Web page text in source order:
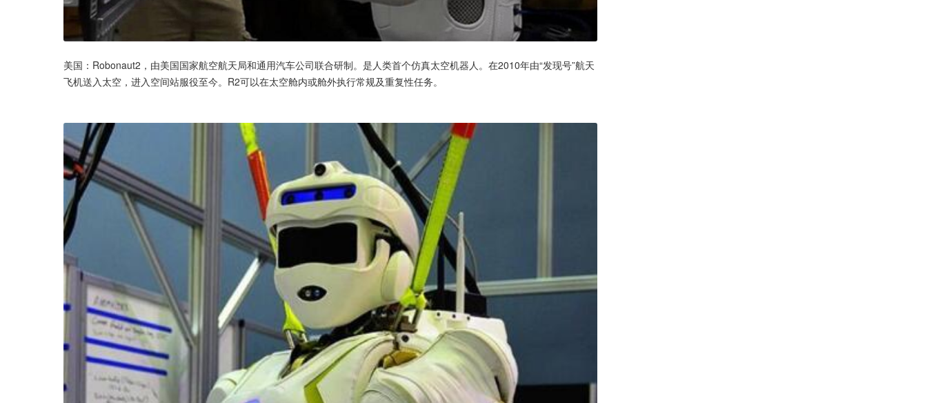
美国：Robonaut2，由美国国家航空航天局和通用汽车公司联合研制。是人类首个仿真太空机器人。在2010年由“发现号”航天
飞机送入太空，进入空间站服役至今。R2可以在太空舱内或舱外执行常规及重复性任务。